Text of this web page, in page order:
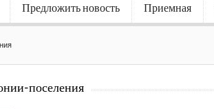
Предложить новость Приемная
поселения